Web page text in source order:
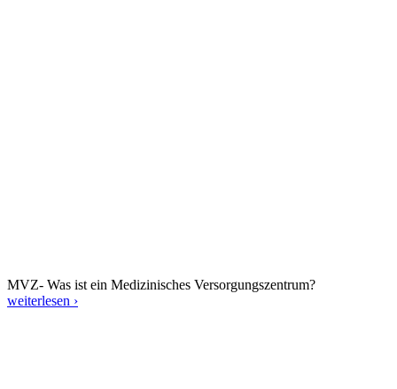
MVZ- Was ist ein Medizinisches Versorgungszentrum?
weiterlesen ›